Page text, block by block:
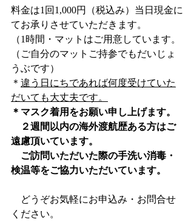
料金は1回1,000円（税込み）当日現金に
てお承りさせていただきます。
（1時間・マットはご用意しています。
（ご自分のマットご持参でもだいじょ
うぶです）
＊ 違う日にちであれば何度受けていた
だいても大丈夫です。
＊マスク着用をお願い申し上げます。
２週間以内の海外渡航歴ある方はご
遠慮頂いています。
ご訪問いただいた際の手洗い消毒・
検温等をご協力いただいています。
どうぞお気軽にお申込み・お問合せ
ください。